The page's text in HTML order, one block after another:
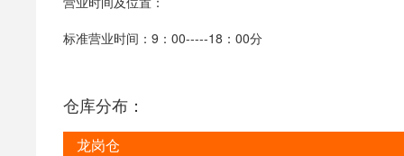
标准营业时间：9：00-----18：00分
仓库分布：
龙岗仓